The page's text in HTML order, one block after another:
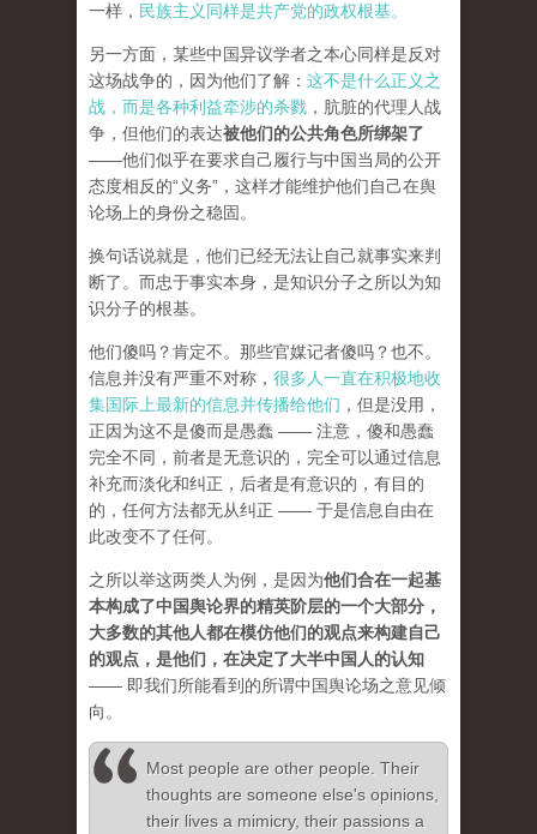
一样， 民族主义同样是共产党的政权根基。
另一方面，某些中国异议学者之本心同样是反对
这场战争的，因为他们了解： 这不是什么正义之
战，而是各种利益牵涉的杀戮 ，肮脏的代理人战
争，但他们的表达被他们的公共角色所绑架了
——他们似乎在要求自己履行与中国当局的公开
态度相反的“义务”，这样才能维护他们自己在舆
论场上的身份之稳固。
换句话说就是，他们已经无法让自己就事实来判
断了。而忠于事实本身，是知识分子之所以为知
识分子的根基。
他们傻吗？肯定不。那些官媒记者傻吗？也不。
信息并没有严重不对称， 很多人一直在积极地收
集国际上最新的信息并传播给他们 ，但是没用，
正因为这不是傻而是愚蠢 —— 注意，傻和愚蠢
完全不同，前者是无意识的，完全可以通过信息
补充而淡化和纠正，后者是有意识的，有目的
的，任何方法都无从纠正 —— 于是信息自由在
此改变不了任何。
之所以举这两类人为例，是因为他们合在一起基
本构成了中国舆论界的精英阶层的一个大部分，
大多数的其他人都在模仿他们的观点来构建自己
的观点，是他们，在决定了大半中国人的认知
—— 即我们所能看到的所谓中国舆论场之意见倾
向。
Most people are other people. Their
thoughts are someone else's opinions,
their lives a mimicry, their passions a